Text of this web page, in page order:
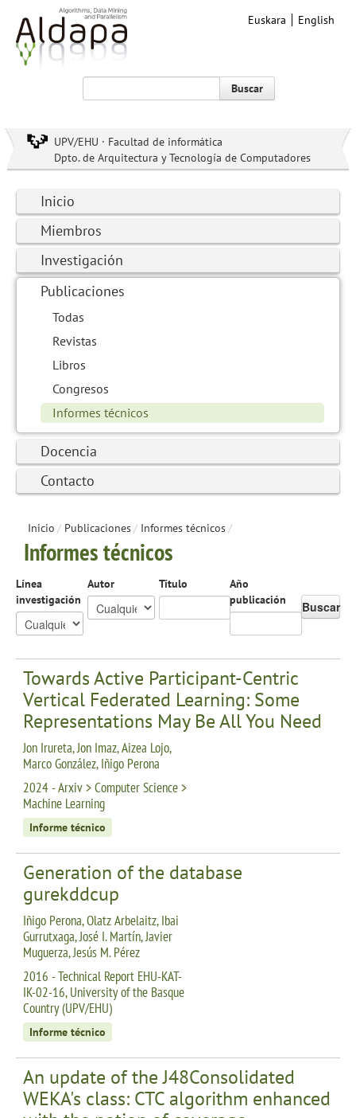
Euskara English
Buscar
UPV/EHU · Facultad de informática
Dpto. de Arquitectura y Tecnología de Computadores
Inicio
Miembros
Investigación
Publicaciones
Todas
Revistas
Libros
Congresos
Informes técnicos
Docencia
Contacto
Inicio / Publicaciones/ Informes técnicos/
Informes técnicos
Línea
investigación
Autor Título
Año
publicación
Buscar
Towards Active Participant-Centric
Vertical Federated Learning: Some
Representations May Be All You Need
Jon Irureta, Jon Imaz, Aizea Lojo,
Marco González, Iñigo Perona
2024 - Arxiv > Computer Science >
Machine Learning
Informe técnico
Generation of the database
gurekddcup
Iñigo Perona, Olatz Arbelaitz, Ibai
Gurrutxaga, José I. Martín, Javier
Muguerza, Jesús M. Pérez
2016 - Technical Report EHU-KAT-
IK-02-16, University of the Basque
Country (UPV/EHU)
Informe técnico
An update of the J48Consolidated
WEKA's class: CTC algorithm enhanced